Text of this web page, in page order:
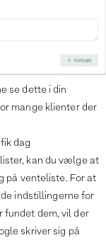
se dette i din
mange klienter der
kan du vælge at
på venteliste. For at
indstillingerne for
fundet dem, vil der
skriver sig på